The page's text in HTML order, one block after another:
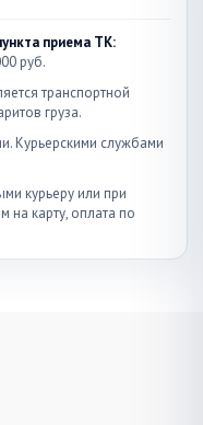
приема ТК:
руб.
транспортной
груза.
Курьерскими службами
курьеру или при
карту, оплата по